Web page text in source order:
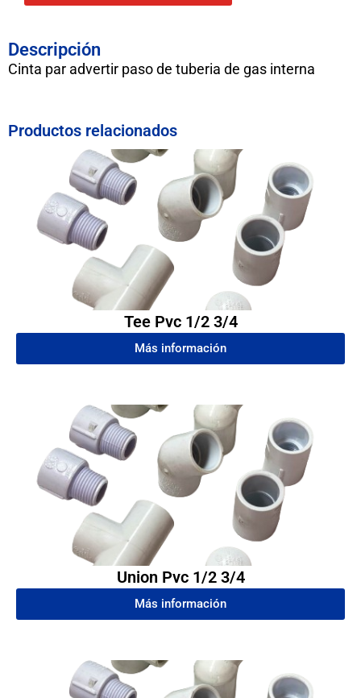
Descripción
Cinta par advertir paso de tuberia de gas interna
Productos relacionados
Tee Pvc 1/2 3/4
Más información
Union Pvc 1/2 3/4
Más información